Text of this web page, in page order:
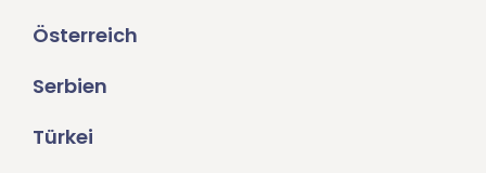
Österreich
Serbien
Türkei